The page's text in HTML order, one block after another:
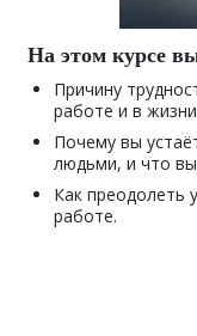
На этом курсе
Причину
работе и в
Почему вы
людьми, и что
Как преодолеть
работе.